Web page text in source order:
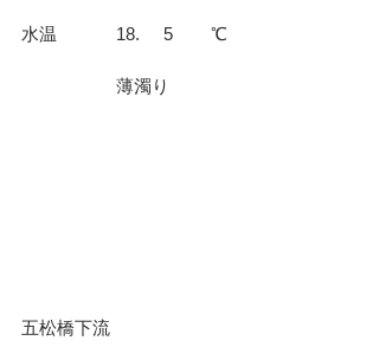
水温		18.	5	℃
五松橋下流